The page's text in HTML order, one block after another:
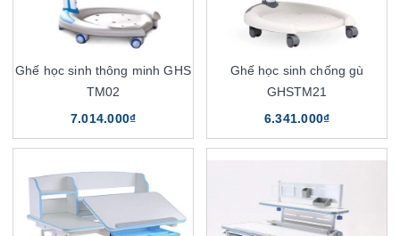
Ghế học sinh thông minh GHS
TM02
7.014.000₫
Ghế học sinh chống gù
GHSTM21
6.341.000₫